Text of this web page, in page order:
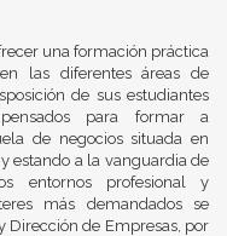
una formación práctica
en las diferentes áreas de
de sus estudiantes
para formar a
de negocios situada en
estando a la vanguardia de
entornos profesional y
más demandados se
Dirección de Empresas, por